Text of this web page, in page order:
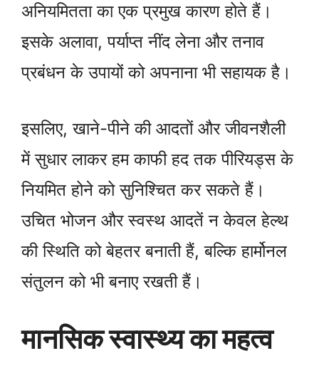
अनियमितता का एक प्रमुख कारण होते हैं।
इसके अलावा, पर्याप्त नींद लेना और तनाव
प्रबंधन के उपायों को अपनाना भी सहायक है।
इसलिए, खाने-पीने की आदतों और जीवनशैली
में सुधार लाकर हम काफी हद तक पीरियड्स के
नियमित होने को सुनिश्चित कर सकते हैं।
उचित भोजन और स्वस्थ आदतें न केवल हेल्थ
की स्थिति को बेहतर बनाती हैं, बल्कि हार्मोनल
संतुलन को भी बनाए रखती हैं।
मानसिक स्वास्थ्य का महत्व